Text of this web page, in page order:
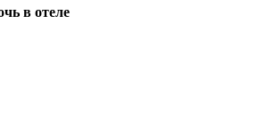
в отеле